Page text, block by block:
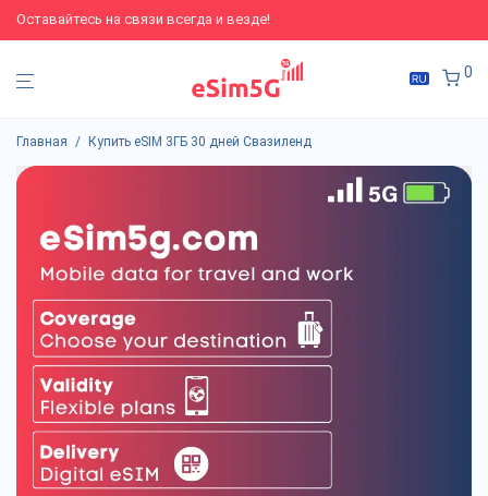
Оставайтесь на связи всегда и везде!
0
Главная / Купить eSIM 3ГБ 30 дней Свазиленд